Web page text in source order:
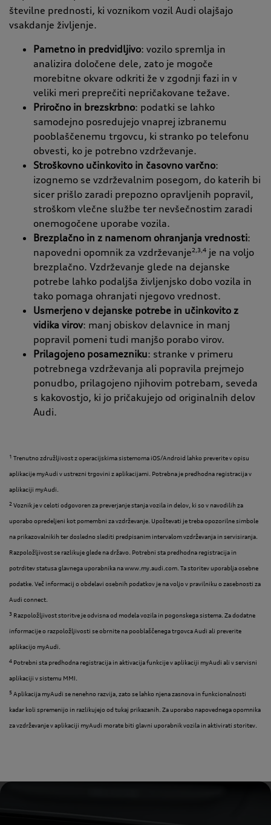
številne prednosti, ki voznikom vozil Audi olajšajo
vsakdanje življenje.
Pametno in predvidljivo: vozilo spremlja in
analizira določene dele, zato je mogoče
morebitne okvare odkriti že v zgodnji fazi in v
veliki meri preprečiti nepričakovane težave.
Priročno in brezskrbno: podatki se lahko
samodejno posredujejo vnaprej izbranemu
pooblaščenemu trgovcu, ki stranko po telefonu
obvesti, ko je potrebno vzdrževanje.
Stroškovno učinkovito in časovno varčno:
izognemo se vzdrževalnim posegom, do katerih bi
sicer prišlo zaradi prepozno opravljenih popravil,
stroškom vlečne službe ter nevšečnostim zaradi
onemogočene uporabe vozila.
Brezplačno in z namenom ohranjanja vrednosti:
napovedni opomnik za vzdrževanje2,3,4 je na voljo
brezplačno. Vzdrževanje glede na dejanske
potrebe lahko podaljša življenjsko dobo vozila in
tako pomaga ohranjati njegovo vrednost.
Usmerjeno v dejanske potrebe in učinkovito z
vidika virov: manj obiskov delavnice in manj
popravil pomeni tudi manjšo porabo virov.
Prilagojeno posamezniku: stranke v primeru
potrebnega vzdrževanja ali popravila prejmejo
ponudbo, prilagojeno njihovim potrebam, seveda
s kakovostjo, ki jo pričakujejo od originalnih delov
Audi.
1 Trenutno združljivost z operacijskima sistemoma iOS/Android lahko preverite v opisu
aplikacije myAudi v ustrezni trgovini z aplikacijami. Potrebna je predhodna registracija v
aplikaciji myAudi.
2 Voznik je v celoti odgovoren za preverjanje stanja vozila in delov, ki so v navodilih za
uporabo opredeljeni kot pomembni za vzdrževanje. Upoštevati je treba opozorilne simbole
na prikazovalnikih ter dosledno slediti predpisanim intervalom vzdrževanja in servisiranja.
Razpoložljivost se razlikuje glede na državo. Potrebni sta predhodna registracija in
potrditev statusa glavnega uporabnika na www.my.audi.com. Ta storitev uporablja osebne
podatke. Več informacij o obdelavi osebnih podatkov je na voljo v pravilniku o zasebnosti za
Audi connect.
3 Razpoložljivost storitve je odvisna od modela vozila in pogonskega sistema. Za dodatne
informacije o razpoložljivosti se obrnite na pooblaščenega trgovca Audi ali preverite
aplikacijo myAudi.
4 Potrebni sta predhodna registracija in aktivacija funkcije v aplikaciji myAudi ali v servisni
aplikaciji v sistemu MMI.
5 Aplikacija myAudi se nenehno razvija, zato se lahko njena zasnova in funkcionalnosti
kadar koli spremenijo in razlikujejo od tukaj prikazanih. Za uporabo napovednega opomnika
za vzdrževanje v aplikaciji myAudi morate biti glavni uporabnik vozila in aktivirati storitev.